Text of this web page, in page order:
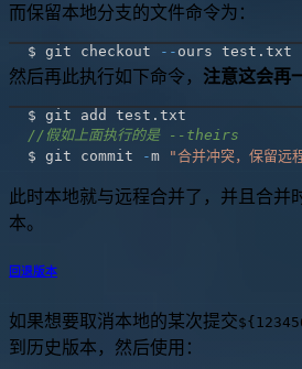
而保留本地分支的文件命令为：
$ git checkout -- ours test .
然后再此执行如下命令， 注意这会再
$ git add test .
//假如上面执行的是 --theirs
$ git commit
-m "合并冲突，保留远
此时本地就与远程合并了，并且合并
本。
回退版本
如果想要取消本地的某次提交
到历史版本，然后使用：